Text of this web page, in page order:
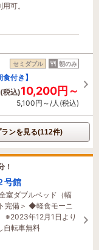
可。
セミダブル 朝のみ
付き】
税込)10,200円～
5,100円～/人(税込)
ランを見る(112件)
！
号館
室ダブルベッド（幅
完備＞ ◆軽食モーニ
年12月1日より
自転車無料